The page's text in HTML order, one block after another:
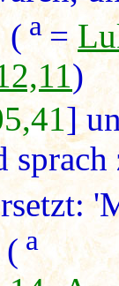
(a=
)
]
(a